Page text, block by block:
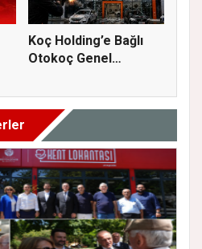
Koç Holding’e Bağlı
Otokoç Genel